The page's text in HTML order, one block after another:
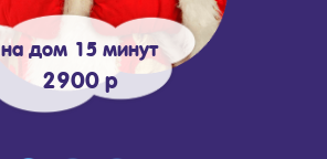
на дом 15 минут
2900 р